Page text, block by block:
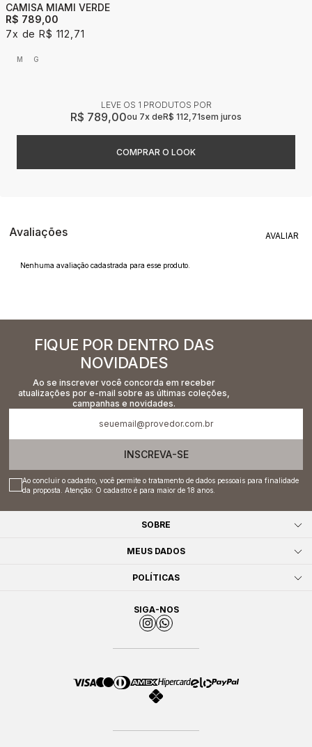
CAMISA MIAMI VERDE
R$ 789,00
7x
R$ 112,71
M G
LEVE OS 1 PRODUTOS
R$ 789,00 7x R$ 112,71sem juros
Avaliações
Nenhuma avaliação cadastrada para esse produto.
FIQUE POR DENTRO DAS
NOVIDADES
Ao se inscrever você concorda em receber
atualizações por e-mail sobre as últimas coleções,
campanhas e novidades.
INSCREVA-SE
Ao concluir o cadastro, você permite o tratamento de dados pessoais para finalidade
da proposta. Atenção: O cadastro é para maior de 18 anos.
SOBRE
MEUS DADOS
POLÍTICAS
SIGA-NOS